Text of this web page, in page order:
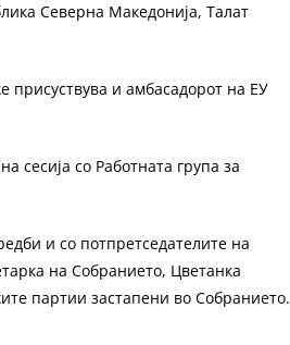
Северна Македонија, Талат
присуствува и амбасадорот на ЕУ
сесија со Работната група за
и со потпретседателите на
на Собранието, Цветанка
партии застапени во Собранието.